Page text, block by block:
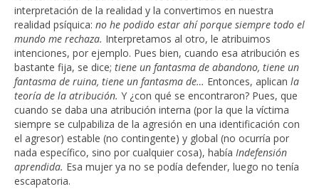
interpretación de la realidad y la convertimos en nuestra
realidad psíquica: no he podido estar ahí porque siempre todo el
mundo me rechaza. Interpretamos al otro, le atribuimos
intenciones, por ejemplo. Pues bien, cuando esa atribución es
bastante fija, se dice; tiene un fantasma de abandono, tiene un
fantasma de ruina, tiene un fantasma de… Entonces, aplican la
teoría de la atribución. Y ¿con qué se encontraron? Pues, que
cuando se daba una atribución interna (por la que la víctima
siempre se culpabiliza de la agresión en una identificación con
el agresor) estable (no contingente) y global (no ocurría por
nada específico, sino por cualquier cosa), había Indefensión
aprendida. Esa mujer ya no se podía defender, luego no tenía
escapatoria.